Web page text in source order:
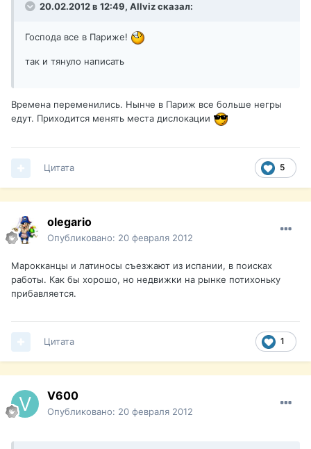
20.02.2012 в 12:49, Allviz сказал:
Господа все в Париже!
так и тянуло написать
Времена переменились. Нынче в Париж все больше негры
едут. Приходится менять места дислокации
5
Цитата
olegario
Опубликовано: 20 февраля 2012
Марокканцы и латиносы съезжают из испании, в поисках
работы. Как бы хорошо, но недвижки на рынке потихоньку
прибавляется.
1
Цитата
V600
Опубликовано: 20 февраля 2012